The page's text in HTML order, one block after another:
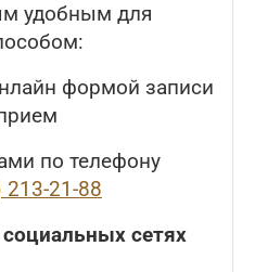
удобным для
формой записи
по телефону
213-21-88
сетях